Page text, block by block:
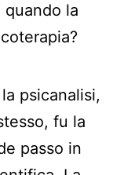
quando la
psicanalisi,
fu la
passo in